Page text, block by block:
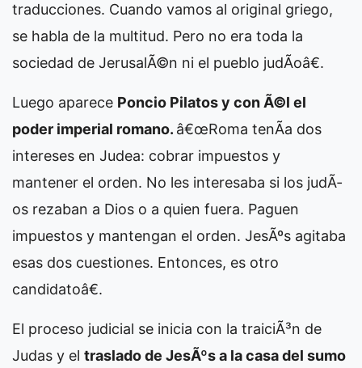
traducciones. Cuando vamos al original griego,
se habla de la multitud. Pero no era toda la
sociedad de JerusalÃ©n ni el pueblo judÃ­oâ€.
Luego aparece Poncio Pilatos y con Ã©l el
poder imperial romano. â€œRoma tenÃ­a dos
intereses en Judea: cobrar impuestos y
mantener el orden. No les interesaba si los judÃ­
os rezaban a Dios o a quien fuera. Paguen
impuestos y mantengan el orden. JesÃºs agitaba
esas dos cuestiones. Entonces, es otro
candidatoâ€.
El proceso judicial se inicia con la traiciÃ³n de
Judas y el traslado de JesÃºs a la casa del sumo